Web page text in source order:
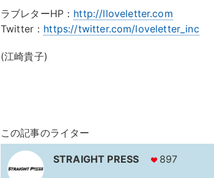
ラブレターHP： http://lloveletter.com
Twitter： https://twitter.com/loveletter_inc
(江崎貴子)
この記事のライター
STRAIGHT PRESS 897